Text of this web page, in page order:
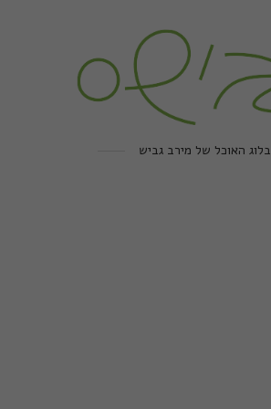
בלוג האוכל של מירב גביש